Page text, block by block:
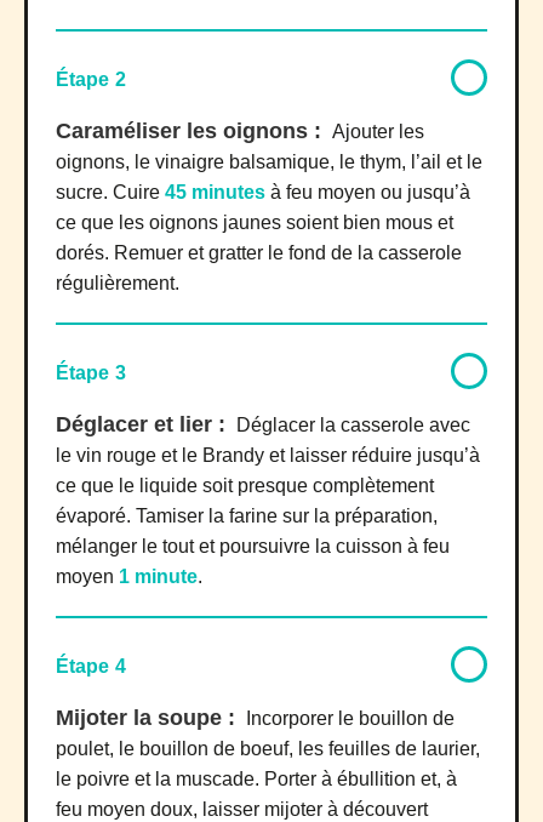
Étape 2
Caraméliser les oignons : Ajouter les
oignons, le vinaigre balsamique, le thym, l’ail et le
sucre. Cuire 45 minutes à feu moyen ou jusqu’à
ce que les oignons jaunes soient bien mous et
dorés. Remuer et gratter le fond de la casserole
régulièrement.
Étape 3
Déglacer et lier :
Déglacer la casserole avec
le vin rouge et le Brandy et laisser réduire jusqu’à
ce que le liquide soit presque complètement
évaporé. Tamiser la farine sur la préparation,
mélanger le tout et poursuivre la cuisson à feu
moyen 1 minute.
Étape 4
Mijoter la soupe :
Incorporer le bouillon de
poulet, le bouillon de boeuf, les feuilles de laurier,
le poivre et la muscade. Porter à ébullition et, à
feu moyen doux, laisser mijoter à découvert